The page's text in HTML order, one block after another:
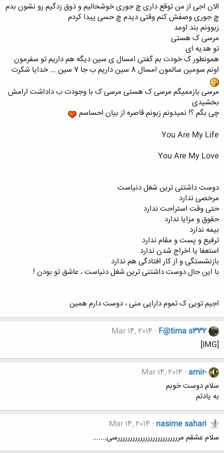
الان اجی از من توقع داری چ جوری خوشحالیم و ذوق زدگیم رو نشون بدم
چ جوری وصفش کنم وقتی دیدم چ حسی پیدا کردم
زبوونم بند اومد
مرسی ک هستی
تو هدیه ای
همونطور ک خودت بم گفتی امسال ی سین دیگه هم داریم تو سفرمون
اونم سومین سالمون امسال 8 سین داریم ب جا 7 سین ... خدایا شکرت
مرسی بازممیگم مرسی ک هستی مرسی ک با وجودت ب داداشت ارامش
بخشیدی
چی بگم ؟! نمیدونم زبونم قاصره از بیان احساسم
You Are My Life
You Are My Love
دوست داشتنی‌ ترین شغل دنیاست
مرخصی ندارد
حتی وقت استراحت ندارد
حقوق و مزایا ندارد
بیمه ندارد
ترفیع و پست و مقام ندارد
استعفا یا اخراج شدن ندارد
بازنشستگی و از کار افتادگی هم ندارد
با این حال دوست داشتنی‌ ترین شغل دنیاست ، عاشق تو بودن !
اجیم تویی ک تموم دارایی منی ، دوست دارم همین
F@tima s332
Mar 14, 2014
[IMG]
amir-
Mar 14, 2014
سلام دوست خوبم
به یادتم
nasime sahari
Mar 14, 2014
سلام عشقم مرررررررررررررررررررررررررسی.......